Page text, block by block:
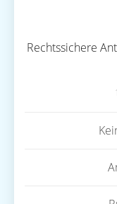
Rechtssichere